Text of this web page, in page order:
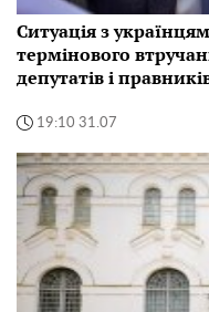
Ситуація з
термінового
депутатів і
19:10 31.07